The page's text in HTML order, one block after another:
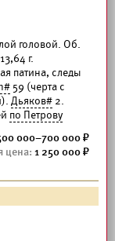
головой. Об.
г.
патина, следы
59 (черта с
Дьяков# 2.
по Петрову
000–700 000
1 250 000